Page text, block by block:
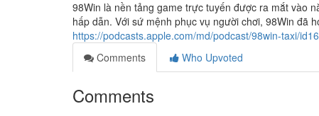
98Win là nền tảng game trực tuyến được ra mắt vào
hấp dẫn. Với sứ mệnh phục vụ người chơi, 98Win đã
https://podcasts.apple.com/md/podcast/98win-taxi/
Comments
Who Upvoted
Comments